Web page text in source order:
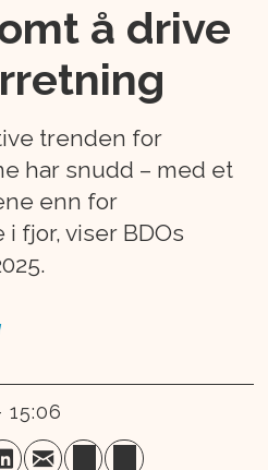
å drive
trenden for
har snudd – med et
enn for
fjor, viser BDOs
15:06